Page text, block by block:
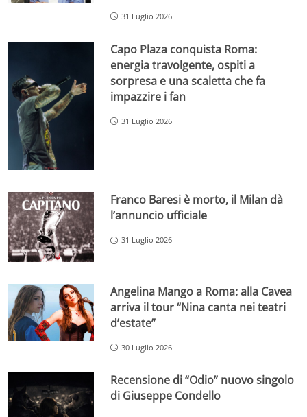
31 Luglio 2026
Capo Plaza conquista Roma:
energia travolgente, ospiti a
sorpresa e una scaletta che fa
impazzire i fan
31 Luglio 2026
Franco Baresi è morto, il Milan dà
l’annuncio ufficiale
31 Luglio 2026
Angelina Mango a Roma: alla Cavea
arriva il tour “Nina canta nei teatri
d’estate”
30 Luglio 2026
Recensione di “Odio” nuovo singolo
di Giuseppe Condello